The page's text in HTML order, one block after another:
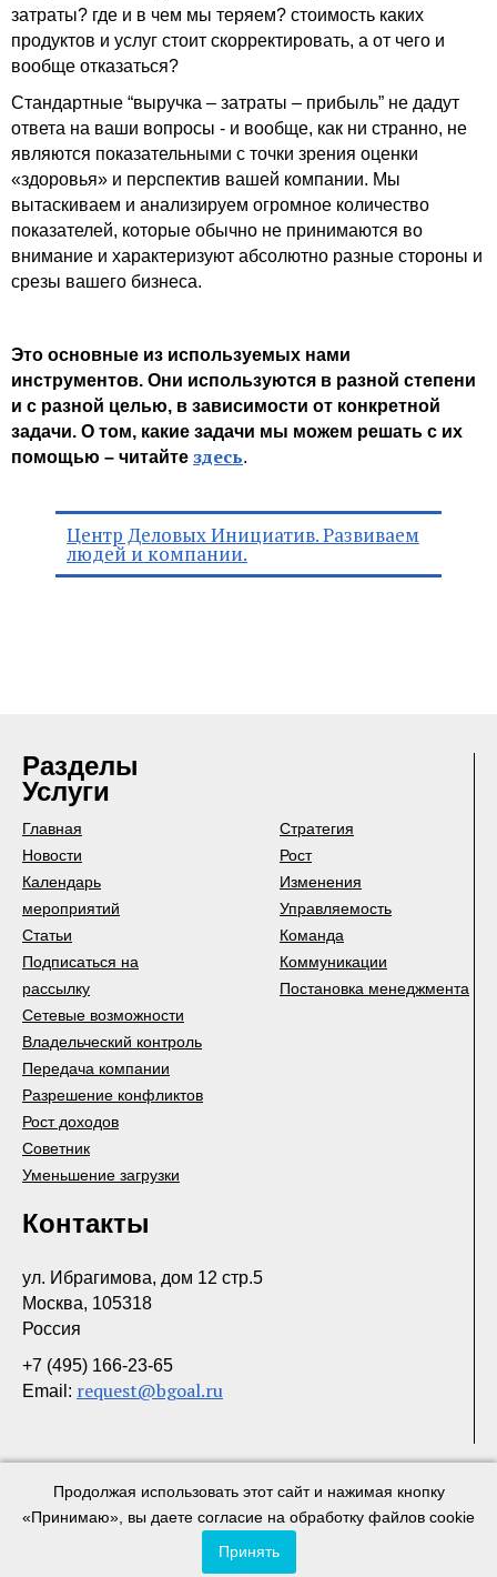
затраты? где и в чем мы теряем? стоимость каких
продуктов и услуг стоит скорректировать, а от чего и
вообще отказаться?
Стандартные “выручка – затраты – прибыль” не дадут
ответа на ваши вопросы - и вообще, как ни странно, не
являются показательными с точки зрения оценки
«здоровья» и перспектив вашей компании. Мы
вытаскиваем и анализируем огромное количество
показателей, которые обычно не принимаются во
внимание и характеризуют абсолютно разные стороны и
срезы вашего бизнеса.
Это основные из используемых нами
инструментов. Они используются в разной степени
и с разной целью, в зависимости от конкретной
задачи. О том, какие задачи мы можем решать с их
помощью – читайте здесь.
Центр Деловых Инициатив. Развиваем
людей и компании.
Разделы
Услуги
Главная
Новости
Календарь
мероприятий
Статьи
Подписаться на
рассылку
Стратегия
Рост
Изменения
Управляемость
Команда
Коммуникации
Постановка менеджмента
Сетевые возможности
Владельческий контроль
Передача компании
Разрешение конфликтов
Рост доходов
Советник
Уменьшение загрузки
Контакты
ул. Ибрагимова, дом 12 стр.5
Москва, 105318
Россия
+7 (495) 166-23-65
Email: request@bgoal.ru
© Центр деловых инициатив. 2017
Политика конфидециальности
Продолжая использовать этот сайт и нажимая кнопку
«Принимаю», вы даете согласие на обработку файлов cookie
Принять